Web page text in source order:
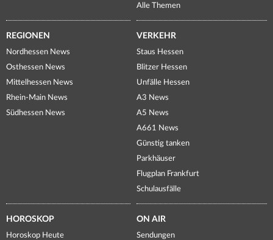
Alle Themen
REGIONEN
Nordhessen News
Osthessen News
Mittelhessen News
Rhein-Main News
Südhessen News
VERKEHR
Staus Hessen
Blitzer Hessen
Unfälle Hessen
A3 News
A5 News
A661 News
Günstig tanken
Parkhäuser
Flugplan Frankfurt
Schulausfälle
HOROSKOP
Horoskop Heute
ON AIR
Sendungen